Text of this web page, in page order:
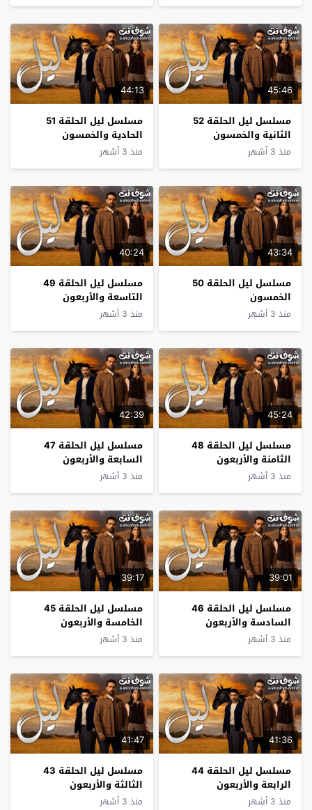
45:46
مسلسل ليل الحلقة 52
الثانية والخمسون
منذ 3 أشهر
44:13
مسلسل ليل الحلقة 51
الحادية والخمسون
منذ 3 أشهر
43:34
مسلسل ليل الحلقة 50
الخمسون
منذ 3 أشهر
40:24
مسلسل ليل الحلقة 49
التاسعة والأربعون
منذ 3 أشهر
45:24
مسلسل ليل الحلقة 48
الثامنة والأربعون
منذ 3 أشهر
42:39
مسلسل ليل الحلقة 47
السابعة والأربعون
منذ 3 أشهر
39:01
مسلسل ليل الحلقة 46
السادسة والأربعون
منذ 3 أشهر
39:17
مسلسل ليل الحلقة 45
الخامسة والأربعون
منذ 3 أشهر
41:36
مسلسل ليل الحلقة 44
الرابعة والأربعون
منذ 3 أشهر
41:47
مسلسل ليل الحلقة 43
الثالثة والأربعون
منذ 3 أشهر